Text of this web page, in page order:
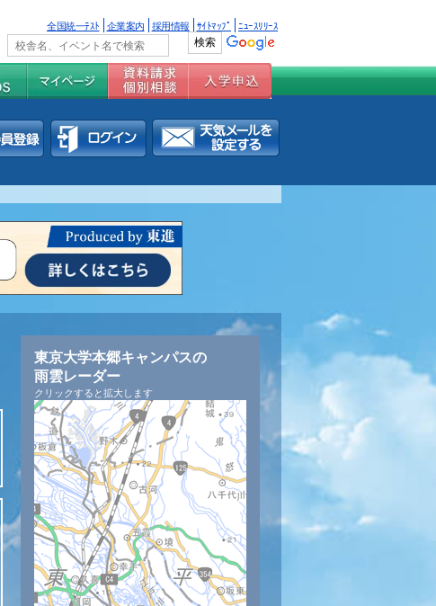
全国統一ﾃｽﾄ 企業案内 採用情報 ｻｲﾄﾏｯﾌﾟ ﾆｭｰｽﾘﾘｰｽ
東京大学本郷キャンパスの
雨雲レーダー
クリックすると拡大します